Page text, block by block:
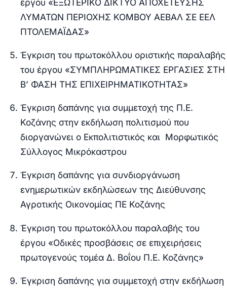
ΛΥΜΑΤΩΝ ΠΕΡΙΟΧΗΣ ΚΟΜΒΟΥ ΑΕΒΑΛ ΣΕ ΕΕΛ
ΠΤΟΛΕΜΑΪΔΑΣ»
Έγκριση του πρωτοκόλλου οριστικής παραλαβής
του έργου «ΣΥΜΠΛΗΡΩΜΑΤΙΚΕΣ ΕΡΓΑΣΙΕΣ ΣΤΗ
Β’ ΦΑΣΗ ΤΗΣ ΕΠΙΧΕΙΡΗΜΑΤΙΚΟΤΗΤΑΣ»
Έγκριση δαπάνης για συμμετοχή της Π.Ε.
Κοζάνης στην εκδήλωση πολιτισμού που
διοργανώνει ο Εκπολιτιστικός και Μορφωτικός
Σύλλογος Μικρόκαστρου
Έγκριση δαπάνης για συνδιοργάνωση
ενημερωτικών εκδηλώσεων της Διεύθυνσης
Αγροτικής Οικονομίας ΠΕ Κοζάνης
Έγκριση του πρωτοκόλλου παραλαβής του
έργου «Οδικές προσβάσεις σε επιχειρήσεις
πρωτογενούς τομέα Δ. Βοΐου Π.Ε. Κοζάνης»
Έγκριση δαπάνης για συμμετοχή στην εκδήλωση